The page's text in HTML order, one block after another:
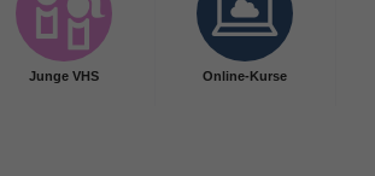
Junge VHS Online-Kurse